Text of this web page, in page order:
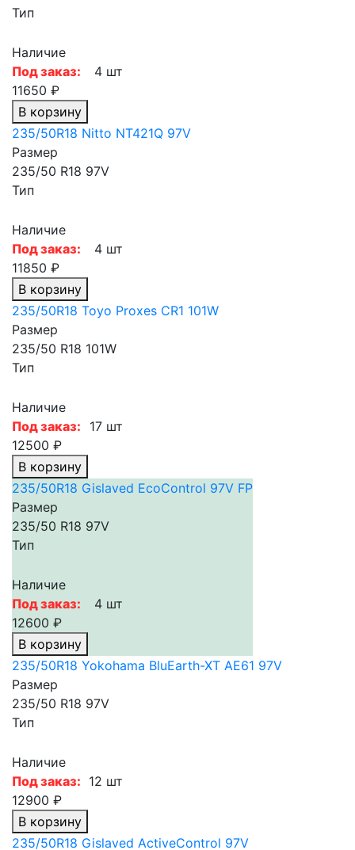
Тип
Наличие
Под заказ:
4 шт
11650 ₽
В корзину
235/50R18 Nitto NT421Q 97V
Размер
235/50 R18 97V
Тип
Наличие
Под заказ:
4 шт
11850 ₽
В корзину
235/50R18 Toyo Proxes CR1 101W
Размер
235/50 R18 101W
Тип
Наличие
Под заказ:
17 шт
12500 ₽
В корзину
235/50R18 Gislaved EcoControl 97V FP
Размер
235/50 R18 97V
Тип
Наличие
Под заказ:
4 шт
12600 ₽
В корзину
235/50R18 Yokohama BluEarth-XT AE61 97V
Размер
235/50 R18 97V
Тип
Наличие
Под заказ: 12 шт
12900 ₽
В корзину
235/50R18 Gislaved ActiveControl 97V